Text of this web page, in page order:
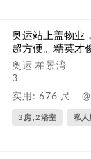
奥运站上盖物业
超方便。精英才
奥运 柏景湾
3
实用: 676 尺
3 房 , 2 浴室 私人